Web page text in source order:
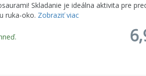
Skladanie je ideálna aktivita pre
ruka-oko. Zobraziť viac